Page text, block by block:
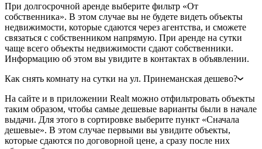
При долгосрочной аренде выберите фильтр «От
собственника». В этом случае вы не будете видеть объекты
недвижимости, которые сдаются через агентства, и сможете
связаться с собственником напрямую. При аренде на сутки
чаще всего объекты недвижимости сдают собственники.
Информацию об этом вы увидите в контактах в объявлении.
Как снять комнату на сутки на ул. Принеманская дешево?
На сайте и в приложении Realt можно отфильтровать объекты
таким образом, чтобы самые дешевые варианты были в начале
выдачи. Для этого в сортировке выберите пункт «Сначала
дешевые». В этом случае первыми вы увидите объекты,
которые сдаются по договорной цене, а сразу после них